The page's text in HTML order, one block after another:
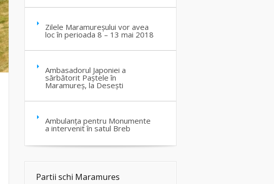
Zilele Maramureșului vor avea
loc în perioada 8 – 13 mai 2018
Ambasadorul Japoniei a
sărbătorit Paștele în
Maramureș, la Desești
Ambulanța pentru Monumente
a intervenit în satul Breb
Partii schi Maramures